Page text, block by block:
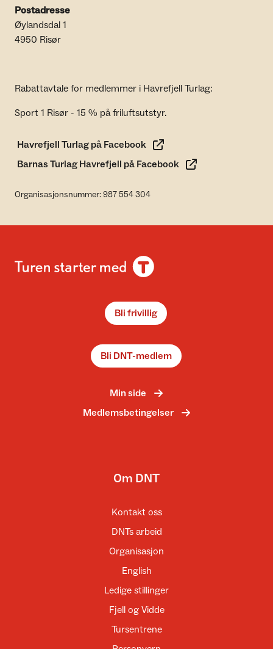
Postadresse
Øylandsdal 1
4950 Risør
Rabattavtale for medlemmer i Havrefjell Turlag:
Sport 1 Risør - 15 % på friluftsutstyr.
Havrefjell Turlag på Facebook
Barnas Turlag Havrefjell på Facebook
Organisasjonsnummer: 987 554 304
Bli frivillig
Bli DNT-medlem
Min side
Medlemsbetingelser
Om DNT
Kontakt oss
DNTs arbeid
Organisasjon
English
Ledige stillinger
Fjell og Vidde
Tursentrene